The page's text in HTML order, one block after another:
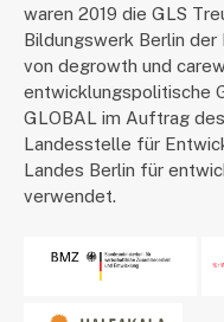
waren 2019 die GLS
Bildungswerk Berlin
von degrowth und
entwicklungspolitische
GLOBAL im Auftrag
Landesstelle für
Landes Berlin für
verwendet.